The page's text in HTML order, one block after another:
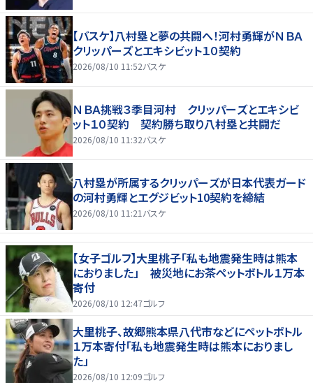
【バスケ】八村塁と夢の共闘へ！河村勇輝がＮＢＡ
クリッパーズとエキシビット１０契約
2026/08/10 11:52バスケ
ＮＢＡ挑戦３季目河村 クリッパーズとエキシビ
ット１０契約 契約勝ち取り八村塁と共闘だ
2026/08/10 11:32バスケ
八村塁が所属するクリッパーズが日本代表ガード
の河村勇輝とエグジビット10契約を締結
2026/08/10 11:21 バスケ
【女子ゴルフ】大里桃子「私も地震発生時は熊本
におりました」 被災地にお茶ペットボトル１万本
寄付
2026/08/10 12:47ゴルフ
大里桃子、故郷熊本県八代市などにペットボトル
１万本寄付「私も地震発生時は熊本におりまし
た」
2026/08/10 12:09ゴルフ